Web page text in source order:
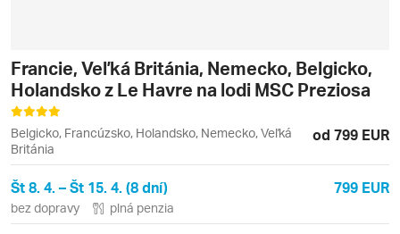
Francie, Veľká Británia, Nemecko, Belgicko,
Holandsko z Le Havre na lodi MSC Preziosa
Belgicko, Francúzsko, Holandsko, Nemecko, Veľká
Británia
od 799 EUR
Št 8. 4. – Št 15. 4. (8 dní) 799 EUR
bez dopravy plná penzia